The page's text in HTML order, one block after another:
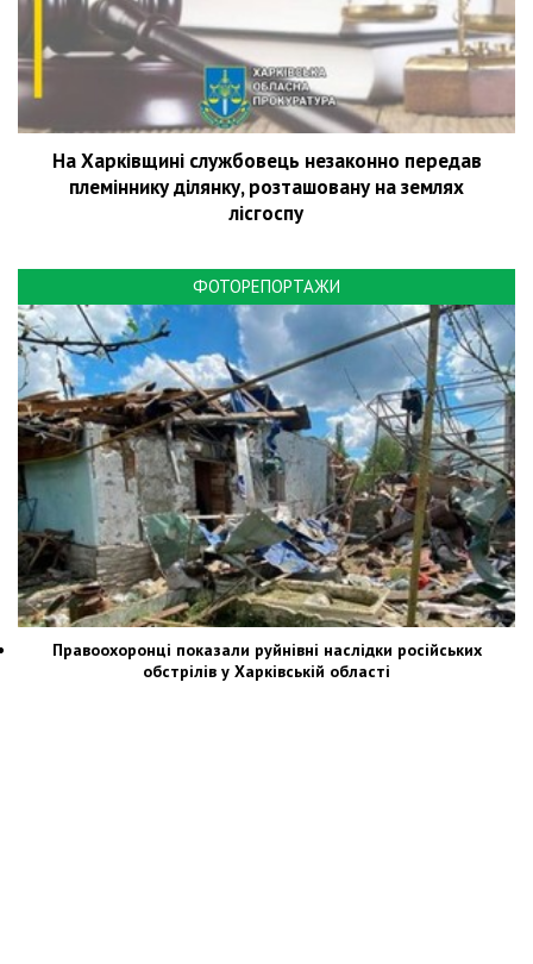
На Харківщині службовець незаконно передав
племіннику ділянку, розташовану на землях
лісгоспу
ФОТОРЕПОРТАЖИ
Правоохоронці показали руйнівні наслідки російських
обстрілів у Харківській області